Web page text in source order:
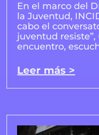
En el marco del
la Juventud,
cabo el
juventud
encuentro,
Leer más >